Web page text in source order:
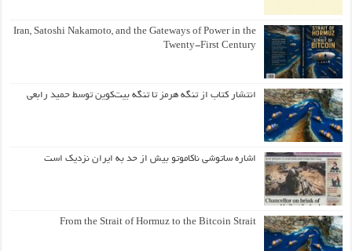
Iran, Satoshi Nakamoto, and the Gateways of Power in the
Twenty-First Century
انتشار کتاب از تنگه هرمز تا تنگه بیت‌کوین توسط حمید رابعی
اشاره ساتوشی ناکاموتو بیش از حد به ایران نزدیک است
From the Strait of Hormuz to the Bitcoin Strait